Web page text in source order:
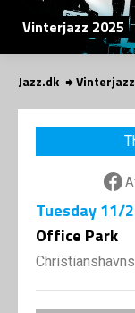
Vinterjazz 2025
Jazz.dk
Tuesday11/
Office Park